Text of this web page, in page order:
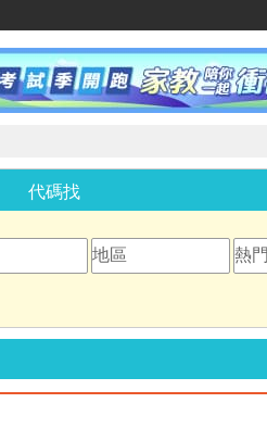
代碼找